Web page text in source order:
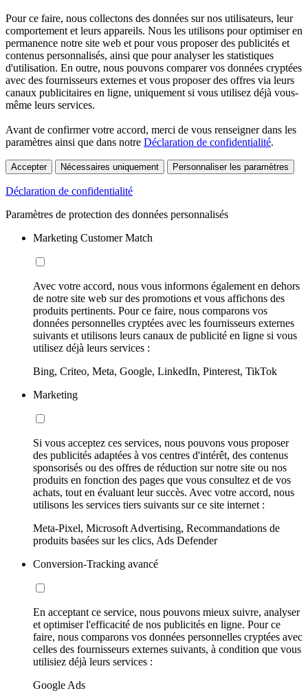
Pour ce faire, nous collectons des données sur nos utilisateurs, leur
comportement et leurs appareils. Nous les utilisons pour optimiser en
permanence notre site web et pour vous proposer des publicités et
contenus personnalisés, ainsi que pour analyser les statistiques
d'utilisation. En outre, nous pouvons comparer vos données cryptées
avec des fournisseurs externes et vous proposer des offres via leurs
canaux publicitaires en ligne, uniquement si vous utilisez déjà vous-
même leurs services.
Avant de confirmer votre accord, merci de vous renseigner dans les
paramètres ainsi que dans notre Déclaration de confidentialité.
Accepter Nécessaires uniquement Personnaliser les paramètres
Déclaration de confidentialité
Paramètres de protection des données personnalisés
Marketing Customer Match
Avec votre accord, nous vous informons également en dehors
de notre site web sur des promotions et vous affichons des
produits pertinents. Pour ce faire, nous comparons vos
données personnelles cryptées avec les fournisseurs externes
suivants et utilisons leurs canaux de publicité en ligne si vous
utilisez déjà leurs services :
Bing, Criteo, Meta, Google, LinkedIn, Pinterest, TikTok
Marketing
Si vous acceptez ces services, nous pouvons vous proposer
des publicités adaptées à vos centres d'intérêt, des contenus
sponsorisés ou des offres de réduction sur notre site ou nos
produits en fonction des pages que vous consultez et de vos
achats, tout en évaluant leur succès. Avec votre accord, nous
utilisons les services tiers suivants sur ce site internet :
Meta-Pixel, Microsoft Advertising, Recommandations de
produits basées sur les clics, Ads Defender
Conversion-Tracking avancé
En acceptant ce service, nous pouvons mieux suivre, analyser
et optimiser l'efficacité de nos publicités en ligne. Pour ce
faire, nous comparons vos données personnelles cryptées avec
celles des fournisseurs externes suivants, à condition que vous
utilisiez déjà leurs services :
Google Ads